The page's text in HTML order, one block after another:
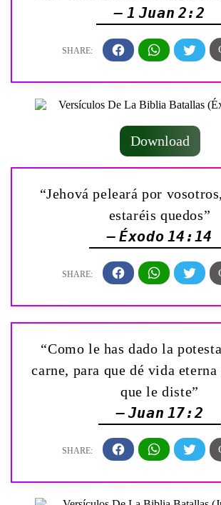
— 1 Juan 2:2
Download
“Jehová peleará por
estaréis quedos”
— Éxodo 14:14
“Como le has dado la
carne, para que dé vida
que le diste”
— Juan 17:2